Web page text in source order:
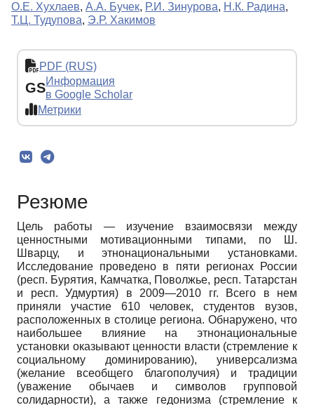
О.Е. Хухлаев, А.А. Бучек, Р.И. Зинурова, Н.К. Радина,
Т.Ц. Тудупова, Э.Р. Хакимов
PDF (RUS)
GSИнформация
в Google Scholar
Метрики
Резюме
Цель работы — изучение взаимосвязи между
ценностными мотивационными типами, по Ш.
Шварцу, и этнонациональными установками.
Исследование проведено в пяти регионах России
(респ. Бурятия, Камчатка, Поволжье, респ. Татарстан
и респ. Удмуртия) в 2009—2010 гг. Всего в нем
приняли участие 610 человек, студентов вузов,
расположенных в столице региона. Обнаружено, что
наибольшее влияние на этнонациональные
установки оказывают ценности власти (стремление к
социальному доминированию), универсализма
(желание всеобщего благополучия) и традиции
(уважение обычаев и символов групповой
солидарности), а также гедонизма (стремление к